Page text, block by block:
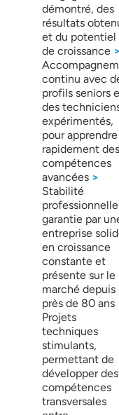
démontré, des
résultats
et du potentiel
de croissance >
continu avec
profils seniors
des
expérimentés,
pour apprendre
rapidement des
compétences
avancées >
Stabilité
garantie par
entreprise
en croissance
constante et
présente sur le
marché depuis
près de 80 ans
Projets
techniques
stimulants,
permettant de
développer des
compétences
transversales